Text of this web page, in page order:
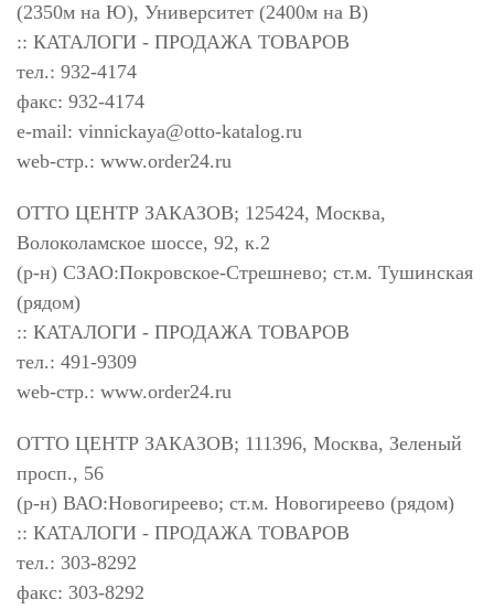
(2350м на Ю), Университет (2400м на В)
:: КАТАЛОГИ - ПРОДАЖА ТОВАРОВ
тел.: 932-4174
факс: 932-4174
e-mail: vinnickaya@otto-katalog.ru
web-стр.: www.order24.ru
ОТТО ЦЕНТР ЗАКАЗОВ; 125424, Москва,
Волоколамское шоссе, 92, к.2
(р-н) СЗАО:Покровское-Стрешнево; ст.м. Тушинская
(рядом)
:: КАТАЛОГИ - ПРОДАЖА ТОВАРОВ
тел.: 491-9309
web-стр.: www.order24.ru
ОТТО ЦЕНТР ЗАКАЗОВ; 111396, Москва, Зеленый
просп., 56
(р-н) ВАО:Новогиреево; ст.м. Новогиреево (рядом)
:: КАТАЛОГИ - ПРОДАЖА ТОВАРОВ
тел.: 303-8292
факс: 303-8292